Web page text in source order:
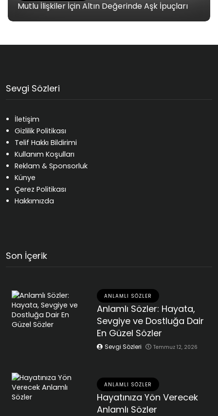
Mutlu İlişkiler İçin Altın Değerinde Aşk İpuçları
Sevgi Sözleri
İletişim
Gizlilik Politikası
Telif Hakkı Bildirimi
Kullanım Koşulları
Reklam & Sponsorluk
Künye
Çerez Politikası
Hakkımızda
Son İçerik
ANLAMLI SÖZLER
Anlamlı Sözler: Hayata,
Sevgiye ve Dostluğa Dair
En Güzel Sözler
Sevgi Sözleri Temmuz 12, 2026
ANLAMLI SÖZLER
Hayatınıza Yön Verecek
Anlamlı Sözler